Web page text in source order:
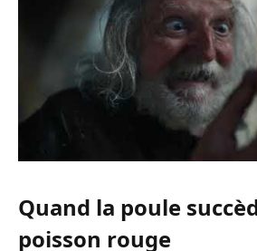
Quand la poule
poisson rouge